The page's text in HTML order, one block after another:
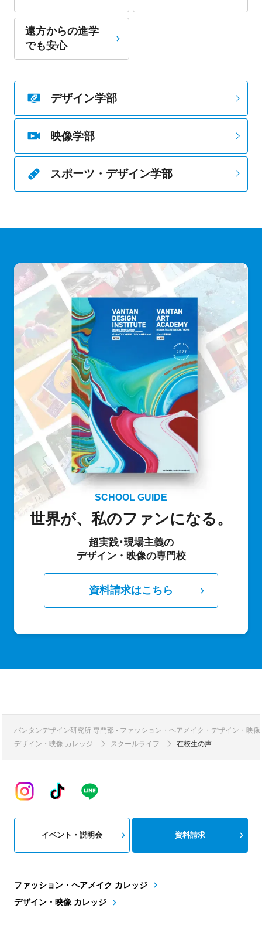
遠方からの進学
でも安心
デザイン学部
映像学部
スポーツ・デザイン学部
SCHOOL GUIDE
世界が、私のファンになる。
超実践･現場主義の
デザイン・映像の専門校
資料請求はこちら
バンタンデザイン研究所 専門部 - ファッション・ヘアメイク・デザイン・映
デザイン・映像 カレッジ
スクールライフ 在校生の声
ファッション・ヘアメイク カレッジ
デザイン・映像 カレッジ
イベント・説明会 資料請求